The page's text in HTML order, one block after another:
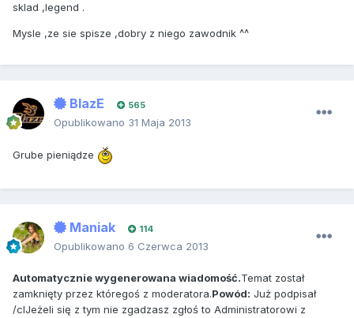
sklad ,legend .
Mysle ,ze sie spisze ,dobry z niego zawodnik ^^
BlazE 565
Opublikowano 31 Maja 2013
Grube pieniądze
Maniak 114
Opublikowano 6 Czerwca 2013
Automatycznie wygenerowana wiadomość.Temat został
zamknięty przez któregoś z moderatora.Powód: Już podpisał
/clJeżeli się z tym nie zgadzasz zgłoś to Administratorowi z